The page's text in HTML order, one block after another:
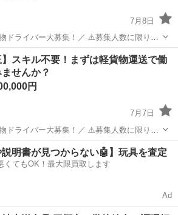
7月8日
大募集！／ ⚠️募集人数に限りが
25〜50万円 ※稼働日数や担当コー...
イバー 業務
】スキル不要！まずは軽貨物運送で働
せんか？
円
7月7日
大募集！／ ⚠️募集人数に限りが
【報酬】 月収目安25〜40万円 ※稼働...
業務
説明書が見つからない🤖】玩具を査定
くてもOK！最大限買取します
Ad